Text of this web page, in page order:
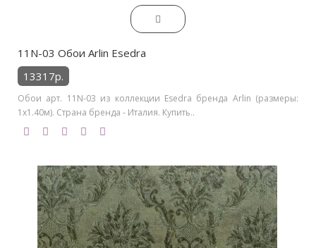
11N-03 Обои Arlin Esedra
13317р.
Обои арт. 11N-03 из коллекции Esedra бренда Arlin (размеры:
1х1.40м). Страна бренда - Италия. Купить..